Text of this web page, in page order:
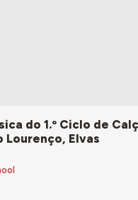
do 1.º Ciclo de
Lourenço, Elvas